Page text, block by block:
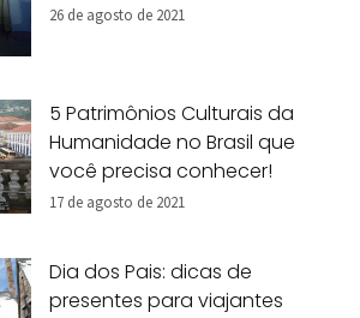
26 de agosto de 2021
5 Patrimônios Culturais da
Humanidade no Brasil que
você precisa conhecer!
17 de agosto de 2021
Dia dos Pais: dicas de
presentes para viajantes